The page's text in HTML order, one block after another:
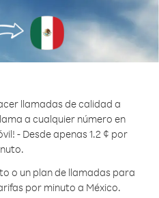
llamadas de calidad a
a cualquier número en
- Desde apenas 1.2 ¢ por
o un plan de llamadas para
por minuto a México.